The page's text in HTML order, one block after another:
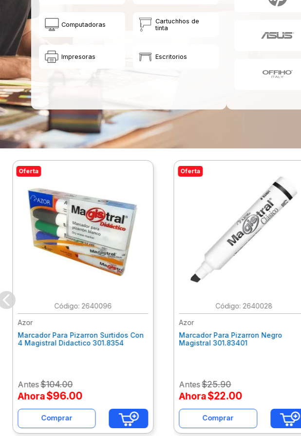
Computadoras
Cartuchhos de
tinta
Impresoras Escritorios
Oferta
: 2640096
Azor
Marcador Para Pizarron Surtidos Con
4 Magistral Didactico 301.8354
Antes$104.00
Ahora$96.00
Comprar
Oferta
: 2640028
Azor
Marcador Para Pizarron Negro
Magistral 301.83401
Antes$25.90
Ahora$22.00
Comprar